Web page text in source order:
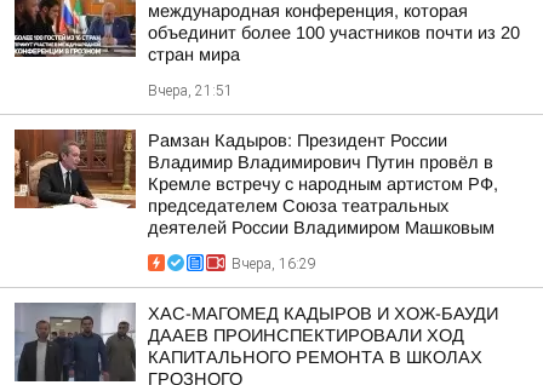
международная конференция, которая
объединит более 100 участников почти из 20
стран мира
Вчера, 21:51
Рамзан Кадыров: Президент России
Владимир Владимирович Путин провёл в
Кремле встречу с народным артистом РФ,
председателем Союза театральных
деятелей России Владимиром Машковым
Вчера, 16:29
ХАС-МАГОМЕД КАДЫРОВ И ХОЖ-БАУДИ
ДААЕВ ПРОИНСПЕКТИРОВАЛИ ХОД
КАПИТАЛЬНОГО РЕМОНТА В ШКОЛАХ
ГРОЗНОГО